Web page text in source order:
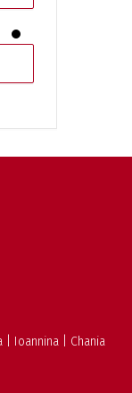
Ioannina | Chania